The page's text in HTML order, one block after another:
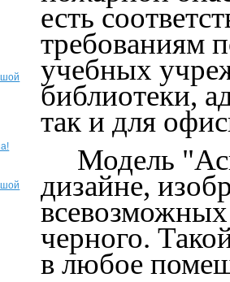
есть
требованиям
учебных
библиотеки,
так и для
Модель
дизайне,
всевозможных
черного.
в любое